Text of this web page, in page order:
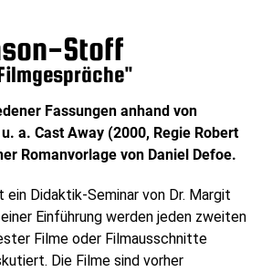
Stoff
Fassungen anhand von
a. Cast Away (2000, Regie Robert
Romanvorlage von Daniel Defoe.
ein Didaktik-Seminar von Dr. Margit
Einführung werden jeden zweiten
Filme oder Filmausschnitte
Die Filme sind vorher